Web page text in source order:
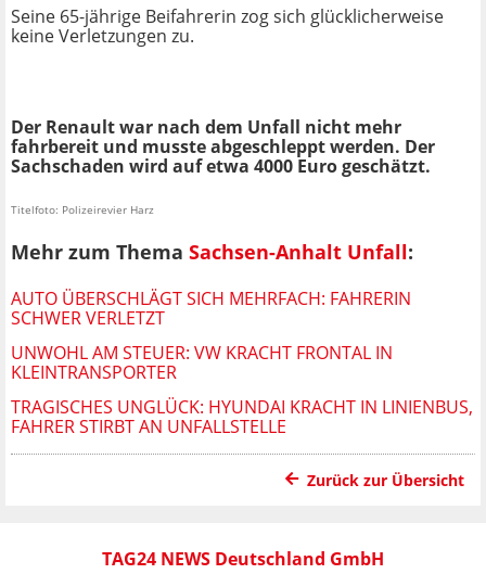
Seine 65-jährige Beifahrerin zog sich glücklicherweise
keine Verletzungen zu.
Der Renault war nach dem Unfall nicht mehr
fahrbereit und musste abgeschleppt werden. Der
Sachschaden wird auf etwa 4000 Euro geschätzt.
Titelfoto: Polizeirevier Harz
Mehr zum Thema Sachsen-Anhalt Unfall:
AUTO ÜBERSCHLÄGT SICH MEHRFACH: FAHRERIN
SCHWER VERLETZT
UNWOHL AM STEUER: VW KRACHT FRONTAL IN
KLEINTRANSPORTER
TRAGISCHES UNGLÜCK: HYUNDAI KRACHT IN LINIENBUS,
FAHRER STIRBT AN UNFALLSTELLE
Zurück zur Übersicht
TAG24 NEWS Deutschland GmbH